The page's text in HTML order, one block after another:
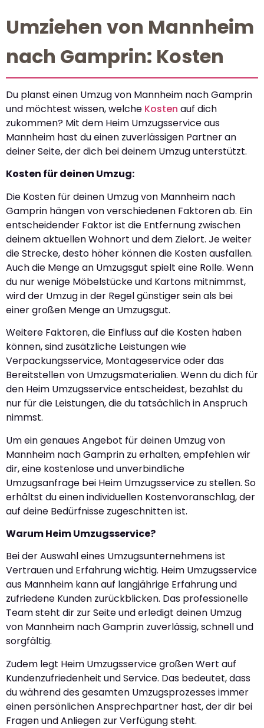
Umziehen von Mannheim
nach Gamprin: Kosten
Du planst einen Umzug von Mannheim nach Gamprin
und möchtest wissen, welche Kosten auf dich
zukommen? Mit dem Heim Umzugsservice aus
Mannheim hast du einen zuverlässigen Partner an
deiner Seite, der dich bei deinem Umzug unterstützt.
Kosten für deinen Umzug:
Die Kosten für deinen Umzug von Mannheim nach
Gamprin hängen von verschiedenen Faktoren ab. Ein
entscheidender Faktor ist die Entfernung zwischen
deinem aktuellen Wohnort und dem Zielort. Je weiter
die Strecke, desto höher können die Kosten ausfallen.
Auch die Menge an Umzugsgut spielt eine Rolle. Wenn
du nur wenige Möbelstücke und Kartons mitnimmst,
wird der Umzug in der Regel günstiger sein als bei
einer großen Menge an Umzugsgut.
Weitere Faktoren, die Einfluss auf die Kosten haben
können, sind zusätzliche Leistungen wie
Verpackungsservice, Montageservice oder das
Bereitstellen von Umzugsmaterialien. Wenn du dich für
den Heim Umzugsservice entscheidest, bezahlst du
nur für die Leistungen, die du tatsächlich in Anspruch
nimmst.
Um ein genaues Angebot für deinen Umzug von
Mannheim nach Gamprin zu erhalten, empfehlen wir
dir, eine kostenlose und unverbindliche
Umzugsanfrage bei Heim Umzugsservice zu stellen. So
erhältst du einen individuellen Kostenvoranschlag, der
auf deine Bedürfnisse zugeschnitten ist.
Warum Heim Umzugsservice?
Bei der Auswahl eines Umzugsunternehmens ist
Vertrauen und Erfahrung wichtig. Heim Umzugsservice
aus Mannheim kann auf langjährige Erfahrung und
zufriedene Kunden zurückblicken. Das professionelle
Team steht dir zur Seite und erledigt deinen Umzug
von Mannheim nach Gamprin zuverlässig, schnell und
sorgfältig.
Zudem legt Heim Umzugsservice großen Wert auf
Kundenzufriedenheit und Service. Das bedeutet, dass
du während des gesamten Umzugsprozesses immer
einen persönlichen Ansprechpartner hast, der dir bei
Fragen und Anliegen zur Verfügung steht.